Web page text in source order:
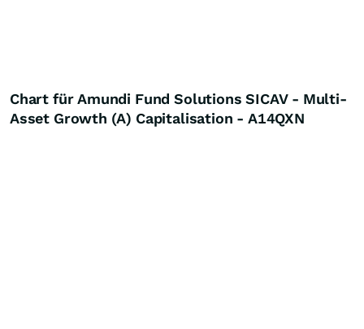
Chart für Amundi Fund Solutions SICAV - Multi-
Asset Growth (A) Capitalisation - A14QXN